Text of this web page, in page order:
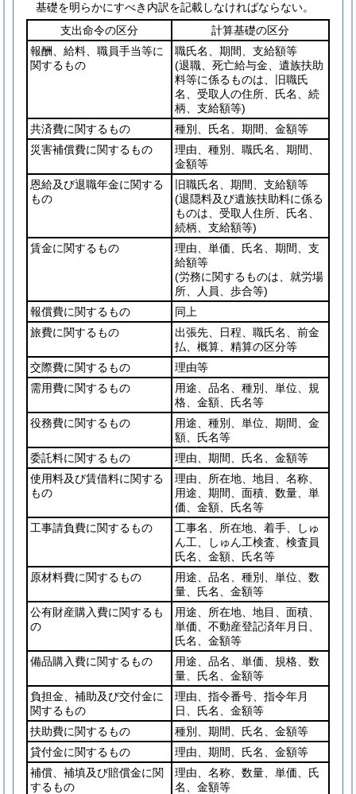
基礎を明らかにすべき内訳を記載しなければならない。
支出命令の区分
計算基礎の区分
報酬、給料、職員手当等に
関するもの
職氏名、期間、支給額等
(退職、死亡給与金、遺族扶助
料等に係るものは、旧職氏
名、受取人の住所、氏名、続
柄、支給額等)
共済費に関するもの
種別、氏名、期間、金額等
災害補償費に関するもの
理由、種別、職氏名、期間、
金額等
恩給及び退職年金に関する
もの
旧職氏名、期間、支給額等
(退隠料及び遺族扶助料に係る
ものは、受取人住所、氏名、
続柄、支給額等)
賃金に関するもの
理由、単価、氏名、期間、支
給額等
(労務に関するものは、就労場
所、人員、歩合等)
報償費に関するもの
同上
旅費に関するもの
出張先、日程、職氏名、前金
払、概算、精算の区分等
交際費に関するもの
理由等
需用費に関するもの
用途、品名、種別、単位、規
格、金額、氏名等
役務費に関するもの
用途、種別、単位、期間、金
額、氏名等
委託料に関するもの
理由、期間、氏名、金額等
使用料及び賃借料に関する
もの
理由、所在地、地目、名称、
用途、期間、面積、数量、単
価、金額、氏名等
工事請負費に関するもの
工事名、所在地、着手、しゅ
ん工、しゅん工検査、検査員
氏名、金額、氏名等
原材料費に関するもの
用途、品名、種別、単位、数
量、氏名、金額等
公有財産購入費に関するも
の
用途、所在地、地目、面積、
単価、不動産登記済年月日、
氏名、金額等
備品購入費に関するもの
用途、品名、単価、規格、数
量、氏名、金額等
負担金、補助及び交付金に
関するもの
理由、指令番号、指令年月
日、氏名、金額等
扶助費に関するもの
種別、期間、氏名、金額等
貸付金に関するもの
理由、期間、氏名、金額等
補償、補填及び賠償金に関
するもの
理由、名称、数量、単価、氏
名、金額等